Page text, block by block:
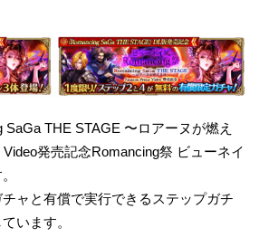
THE STAGE 〜ロアーヌが燃え
発売記念Romancing祭 ビューネイ
ャと有償で実行できるステップガチ
います。